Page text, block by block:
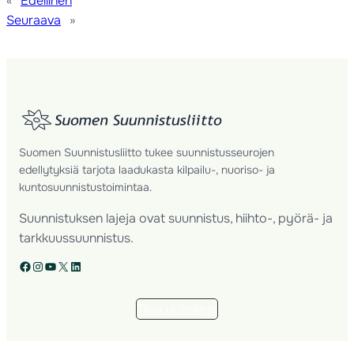
Seuraava
»
Suomen Suunnistusliitto tukee suunnistusseurojen
edellytyksiä tarjota laadukasta kilpailu-, nuoriso- ja
kuntosuunnistustoimintaa.
Suunnistuksen lajeja ovat suunnistus, hiihto-, pyörä- ja
tarkkuussuunnistus.
Facebook Instagram YouTube X LinkedIn